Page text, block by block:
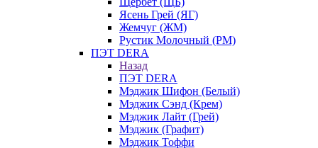
Ясень Грей (ЯГ)
Жемчуг (ЖМ)
Рустик Молочный (РМ)
ПЭТ DERA
Назад
ПЭТ DERA
Мэджик Шифон (Белый)
Мэджик Сэнд (Крем)
Мэджик Лайт (Грей)
Мэджик (Графит)
Мэджик Тоффи